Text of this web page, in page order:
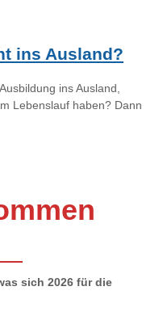
ins Ausland?
ins Ausland,
Lebenslauf haben? Dann
sich 2026 für die